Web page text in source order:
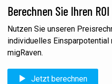
Berechnen Sie Ihren ROI
Nutzen Sie unseren
individuelles
migRaven.
Jetzt berechnen